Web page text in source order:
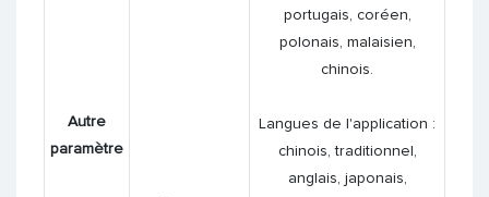
Autre
paramètre
portugais, coréen,
polonais, malaisien,
chinois.
Langues de l'application :
chinois, traditionnel,
anglais, japonais,